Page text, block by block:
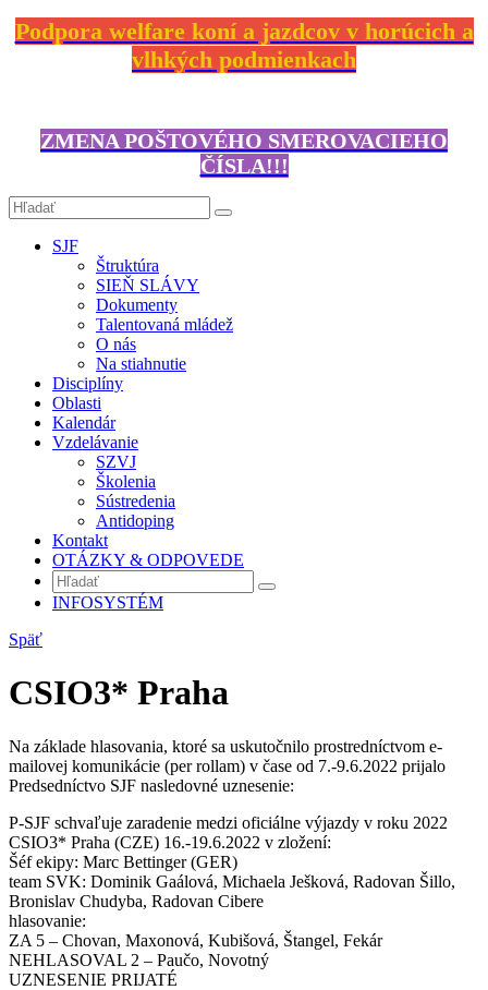
Podpora welfare koní a jazdcov v horúcich a
vlhkých podmienkach
ZMENA POŠTOVÉHO SMEROVACIEHO
ČÍSLA!!!
SJF
Štruktúra
SIEŇ SLÁVY
Dokumenty
Talentovaná mládež
O nás
Na stiahnutie
Disciplíny
Oblasti
Kalendár
Vzdelávanie
SZVJ
Školenia
Sústredenia
Antidoping
Kontakt
OTÁZKY & ODPOVEDE
INFOSYSTÉM
Späť
CSIO3* Praha
Na základe hlasovania, ktoré sa uskutočnilo prostredníctvom e-
mailovej komunikácie (per rollam) v čase od 7.-9.6.2022 prijalo
Predsedníctvo SJF nasledovné uznesenie:
P-SJF schvaľuje zaradenie medzi oficiálne výjazdy v roku 2022
CSIO3* Praha (CZE) 16.-19.6.2022 v zložení:
Šéf ekipy: Marc Bettinger (GER)
team SVK: Dominik Gaálová, Michaela Ješková, Radovan Šillo,
Bronislav Chudyba, Radovan Cibere
hlasovanie:
ZA 5 – Chovan, Maxonová, Kubišová, Štangel, Fekár
NEHLASOVAL 2 – Paučo, Novotný
UZNESENIE PRIJATÉ